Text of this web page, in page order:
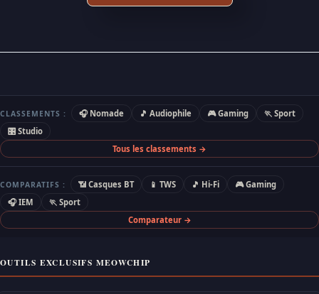
CLASSEMENTS : 🎧 Nomade 🎵 Audiophile 🎮 Gaming
🏃 Sport
🎛 Studio
Tous les classements →
COMPARATIFS : 📶 Casques BT 📱 TWS 🎵 Hi-Fi
🎮 Gaming
🎧 IEM
🏃 Sport
Comparateur →
OUTILS EXCLUSIFS MEOWCHIP